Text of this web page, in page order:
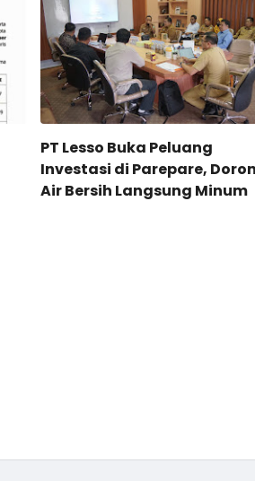
PT Lesso Buka Peluang
Investasi di Parepare,
Air Bersih Langsung Minum